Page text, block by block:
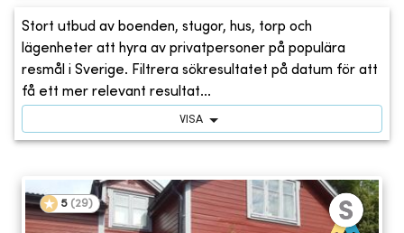
Stort utbud av boenden, stugor, hus, torp och
lägenheter att hyra av privatpersoner på populära
resmål i Sverige. Filtrera sökresultatet på datum för att
få ett mer relevant resultat...
VISA
5 (29)